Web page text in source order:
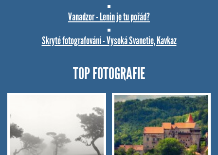
Vanadzor - Lenin je tu pořád?
Skryté fotografování - Vysoká Svanetie, Kavkaz
TOP FOTOGRAFIE